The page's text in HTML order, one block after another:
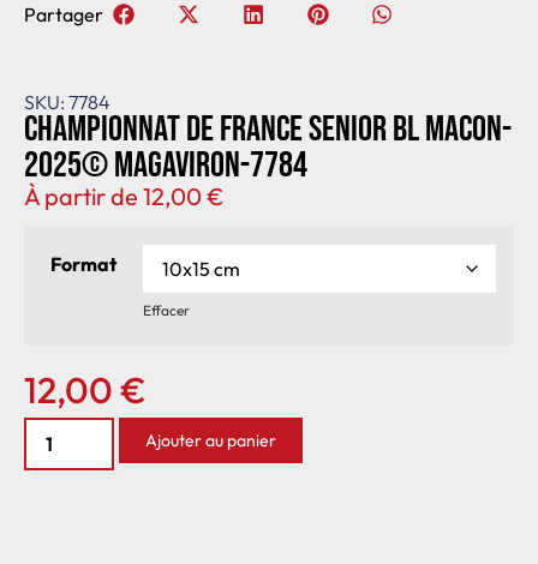
SKU: 7784
Championnat de France senior BL Macon-
2025© MagAviron-7784
À partir de 12,00€
Format
Effacer
12,00€
Ajouter au panier
Partager